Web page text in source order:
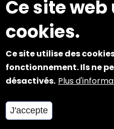
Ce site
cookies.
Ce site utilise des
fonctionnement. Ils ne
désactivés. Plus
J'accepte
monnaie, clou, théâtre,
clou. C’est le seul qui
-Enigme
chiffrée comme «Il y a
angles dans un
présente aux autres ou
cahier pour une